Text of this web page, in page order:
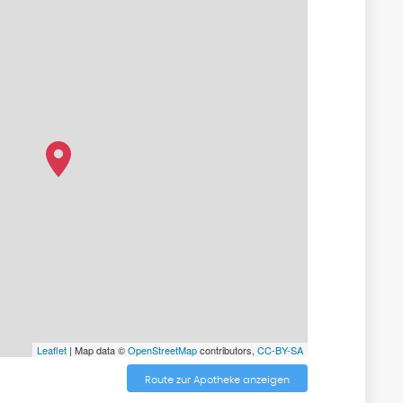
Leaflet| Map data ©OpenStreetMapcontributors, CC-BY-SA
Route zur Apotheke anzeigen